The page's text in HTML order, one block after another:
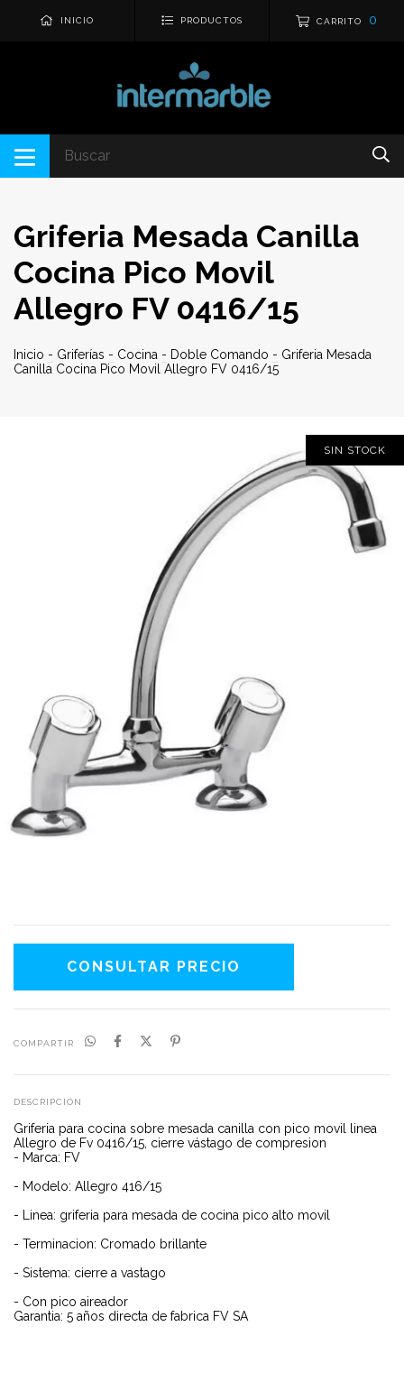
INICIO PRODUCTOS CARRITO 0
Griferia Mesada Canilla
Cocina Pico Movil
Allegro FV 0416/15
Inicio - Griferías - Cocina - Doble Comando - Griferia Mesada
Canilla Cocina Pico Movil Allegro FV 0416/15
SIN STOCK
COMPARTIR
DESCRIPCIÓN
Griferia para cocina sobre mesada canilla con pico movil linea
Allegro de Fv 0416/15, cierre vástago de compresion
- Marca: FV
- Modelo: Allegro 416/15
- Linea: griferia para mesada de cocina pico alto movil
- Terminacion: Cromado brillante
- Sistema: cierre a vastago
- Con pico aireador
Garantia: 5 años directa de fabrica FV SA